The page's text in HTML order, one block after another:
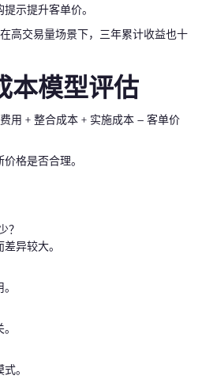
示提升客单价。
高交易量场景下，三年累计收益也十
本模型评估
用 + 整合成本 + 实施成本 – 客单价
格是否合理。
？
异较大。
。